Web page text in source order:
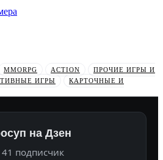
MMORPG ACTION
ПРОЧИЕ ИГРЫ И
ИГРЫ
КАРТОЧНЫЕ И
на Дзен
подписчик